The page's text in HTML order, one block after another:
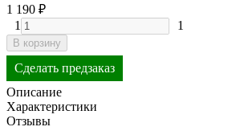
1 190 ₽
1
1
В корзину
Сделать предзаказ
Описание
Характеристики
Отзывы